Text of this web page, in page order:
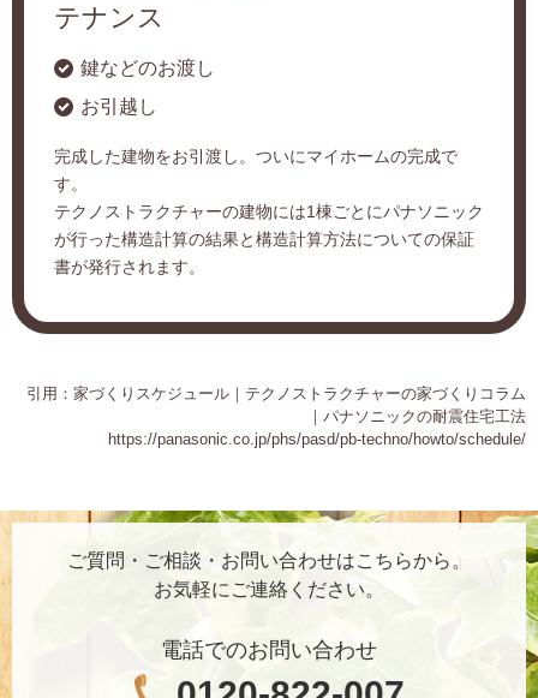
テナンス
鍵などのお渡し
お引越し
完成した建物をお引渡し。ついにマイホームの完成で
す。
テクノストラクチャーの建物には1棟ごとにパナソニック
が行った構造計算の結果と構造計算方法についての保証
書が発行されます。
引用：家づくりスケジュール｜テクノストラクチャーの家づくりコラム
｜パナソニックの耐震住宅工法
https://panasonic.co.jp/phs/pasd/pb-techno/howto/schedule/
ご質問・ご相談・お問い合わせはこちらから。
お気軽にご連絡ください。
電話でのお問い合わせ